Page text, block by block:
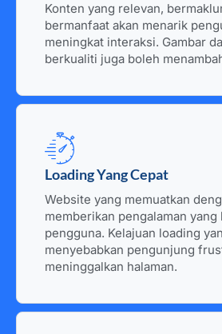
Konten yang relevan,
bermanfaat akan menarik
meningkat interaksi. Gambar
berkualiti juga boleh
Loading Yang Cepat
Website yang memuatkan
memberikan pengalaman
pengguna. Kelajuan loading
menyebabkan pengunjung
meninggalkan halaman.